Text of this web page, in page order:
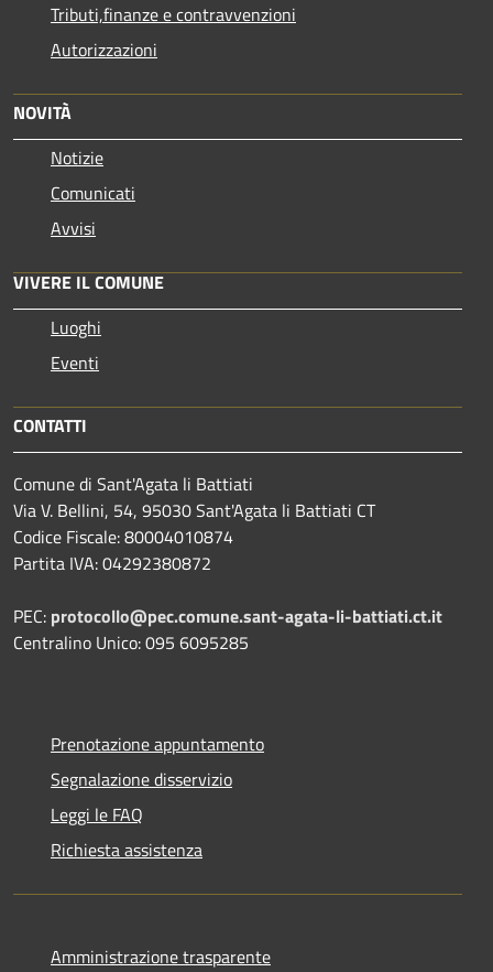
Tributi,finanze e contravvenzioni
Autorizzazioni
NOVITÀ
Notizie
Comunicati
Avvisi
VIVERE IL COMUNE
Luoghi
Eventi
CONTATTI
Comune di Sant'Agata li Battiati
Via V. Bellini, 54, 95030 Sant'Agata li Battiati CT
Codice Fiscale: 80004010874
Partita IVA: 04292380872
PEC: protocollo@pec.comune.sant-agata-li-battiati.ct.it
Centralino Unico: 095 6095285
Prenotazione appuntamento
Segnalazione disservizio
Leggi le FAQ
Richiesta assistenza
Amministrazione trasparente